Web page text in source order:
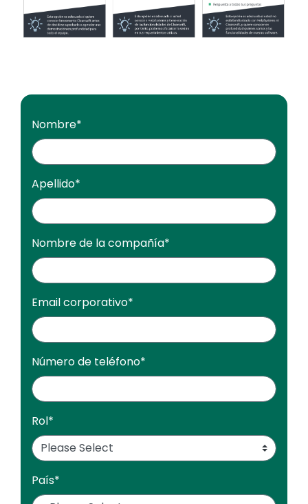
Nombre*
Apellido*
Nombre de la compañía*
Email corporativo*
Número de teléfono*
Rol*
País*